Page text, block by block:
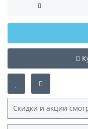
Скидки и акции